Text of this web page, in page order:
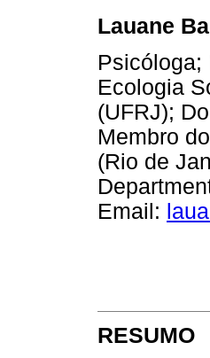
Lauane
Psicóloga;
Ecologia
(UFRJ);
Membro
(Rio de
Email:
RESUMO